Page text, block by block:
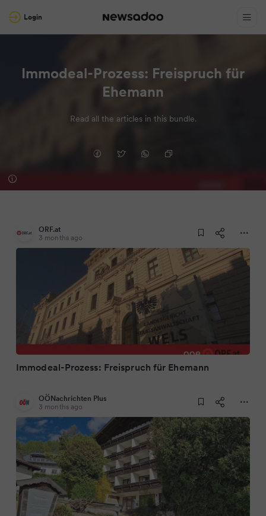
Login
Immodeal-Prozess: Freispruch für
Ehemann
Read all the articles in this bundle.
ORF.at
3 months ago
Immodeal-Prozess: Freispruch für Ehemann
OÖNachrichten Plus
3 months ago